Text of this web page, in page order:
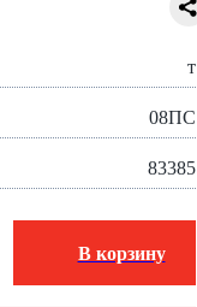
т
08ПС
83385
В корзину